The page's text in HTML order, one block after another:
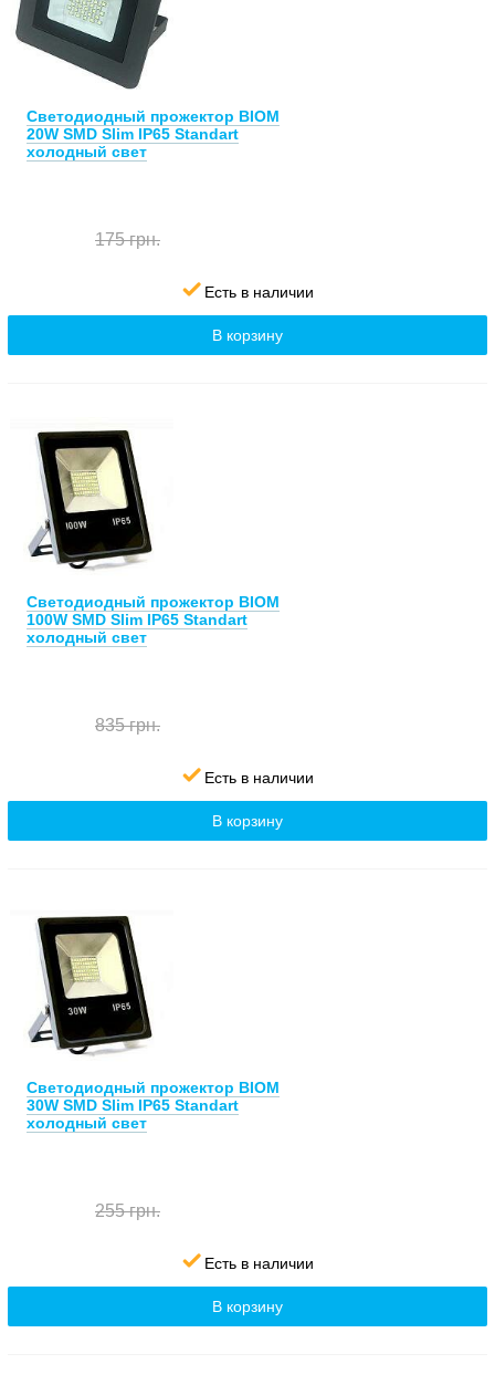
Светодиодный прожектор BIOM
20W SMD Slim IP65 Standart
холодный свет
175 грн.
Есть в наличии
В корзину
Светодиодный прожектор BIOM
100W SMD Slim IP65 Standart
холодный свет
835 грн.
Есть в наличии
В корзину
Светодиодный прожектор BIOM
30W SMD Slim IP65 Standart
холодный свет
255 грн.
Есть в наличии
В корзину